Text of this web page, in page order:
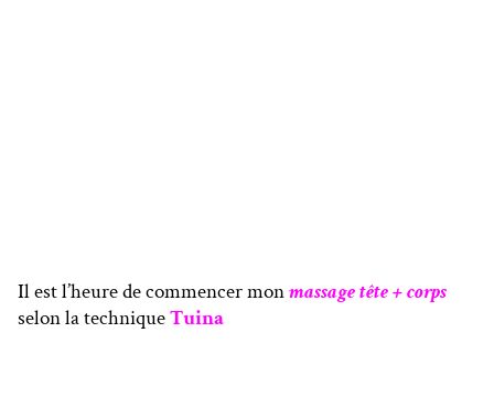
Il est l’heure de commencer monmassage tête + corps
selon la techniqueTuina